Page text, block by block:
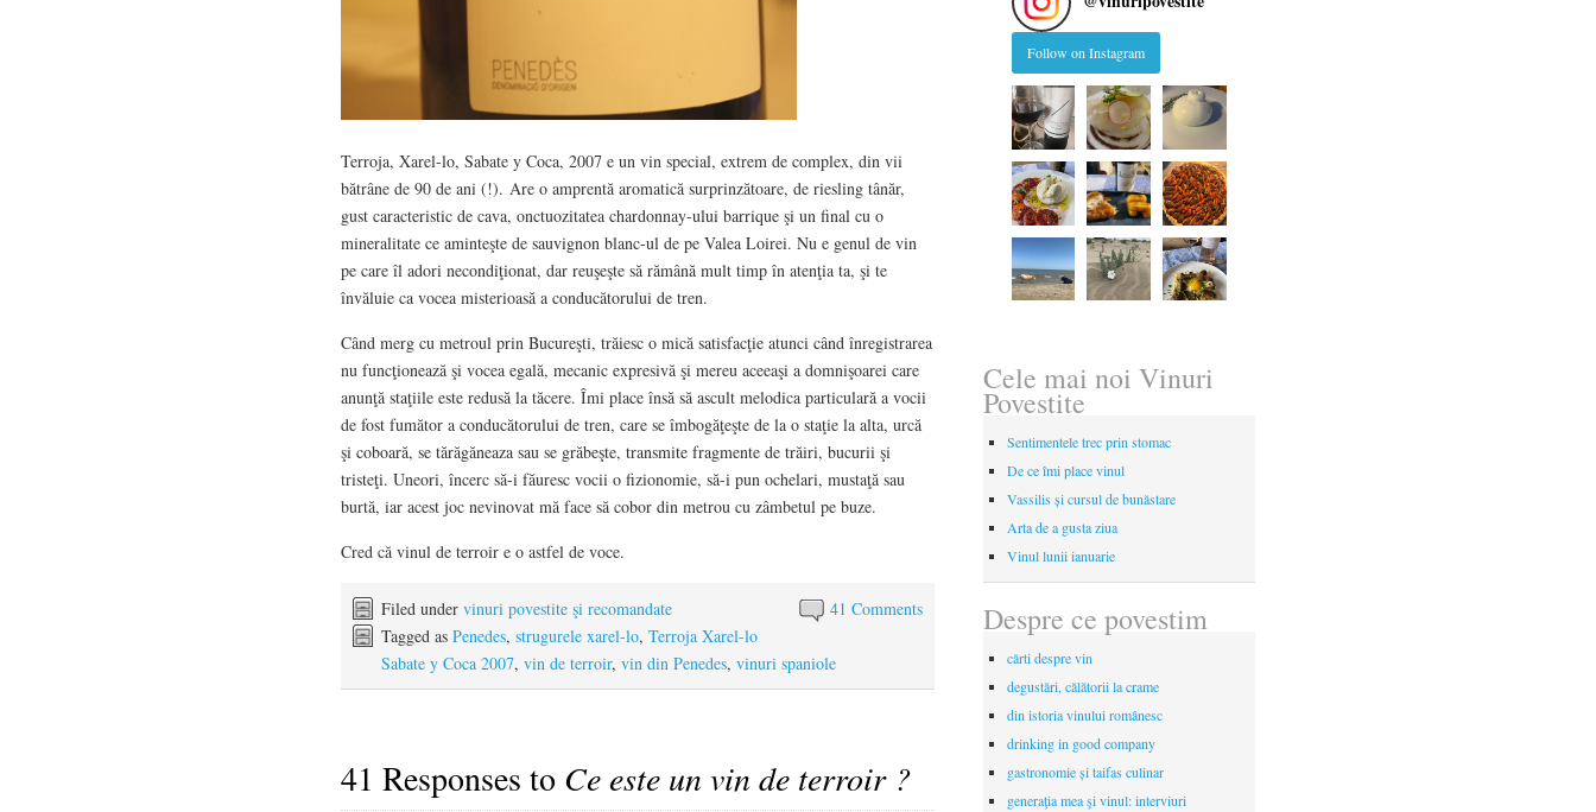
Terroja, Xarel-lo, Sabate y Coca, 2007 e un vin special, extrem de complex, din vii
bătrâne de 90 de ani (!). Are o amprentă aromatică surprinzătoare, de riesling tânăr,
gust caracteristic de cava, onctuozitatea chardonnay-ului barrique şi un final cu o
mineralitate ce aminteşte de sauvignon blanc-ul de pe Valea Loirei. Nu e genul de vin
pe care îl adori necondiţionat, dar reuşeşte să rămână mult timp în atenţia ta, şi te
învăluie ca vocea misterioasă a conducătorului de tren.
Când merg cu metroul prin Bucureşti, trăiesc o mică satisfacţie atunci când înregistrarea
nu funcţionează şi vocea egală, mecanic expresivă şi mereu aceeaşi a domnişoarei care
anunţă staţiile este redusă la tăcere. Îmi place însă să ascult melodica particulară a vocii
de fost fumător a conducătorului de tren, care se îmbogăţeşte de la o staţie la alta, urcă
şi coboară, se tărăgăneaza sau se grăbeşte, transmite fragmente de trăiri, bucurii şi
tristeţi. Uneori, încerc să-i făuresc vocii o fizionomie, să-i pun ochelari, mustaţă sau
burtă, iar acest joc nevinovat mă face să cobor din metrou cu zâmbetul pe buze.
Cred că vinul de terroir e o astfel de voce.
41 Comments
Filed under vinuri povestite şi recomandate
Tagged as Penedes, strugurele xarel-lo, Terroja Xarel-lo
Sabate y Coca 2007, vin de terroir, vin din Penedes, vinuri spaniole
41 Responses to Ce este un vin de terroir ?
Follow on Instagram
Cele mai noi Vinuri
Povestite
Sentimentele trec prin stomac
De ce îmi place vinul
Vassilis și cursul de bunăstare
Arta de a gusta ziua
Vinul lunii ianuarie
Despre ce povestim
cărti despre vin
degustări, călătorii la crame
din istoria vinului românesc
drinking in good company
gastronomie și taifas culinar
generaţia mea şi vinul: interviuri